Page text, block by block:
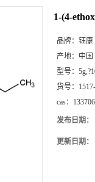
1-(4-
品牌： 钰康
产地： 中国
型号：
货号：
cas：
发布日期：
更新日期：